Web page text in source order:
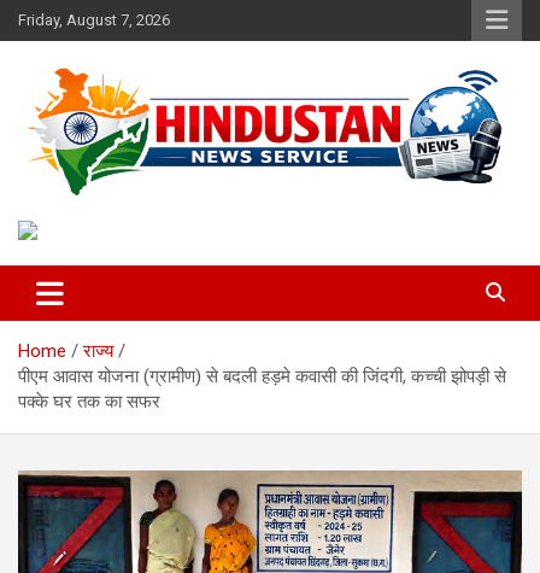
Skip
to
Friday, August 7, 2026
Hindustan News Service
Home
राज्य
पीएम आवास योजना (ग्रामीण) से बदली हड़मे कवासी की जिंदगी, कच्ची झोपड़ी से
पक्के घर तक का सफर